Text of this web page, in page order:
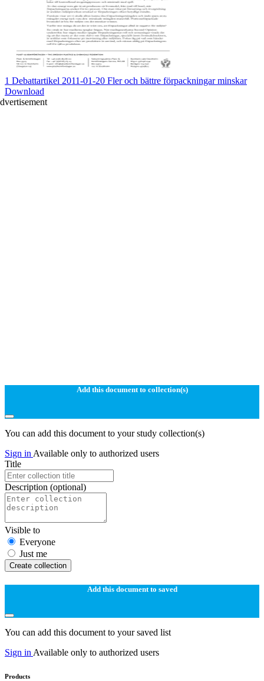
1 Debattartikel 2011-01-20 Fler och bättre förpackningar minskar
Download
Add this document to collection(s)
You can add this document to your study collection(s)
Sign in Available only to authorized users
Title
Description (optional)
Visible to
Everyone
Just me
Create collection
Add this document to saved
You can add this document to your saved list
Sign in Available only to authorized users
Products